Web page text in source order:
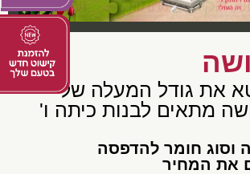
את גודל המעלה של
מתאים לבנות כיתה ו'
וסוג חומר להדפסה
את המחיר